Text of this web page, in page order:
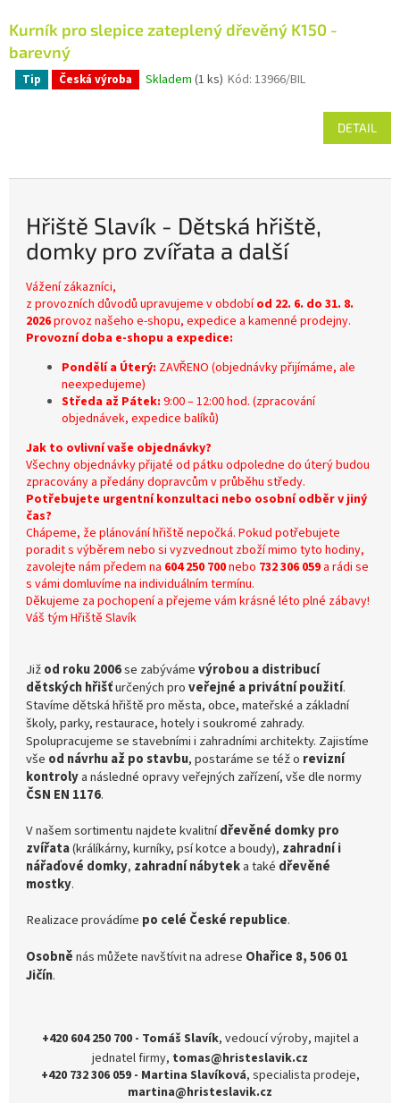
Kurník pro slepice zateplený dřevěný K150 -
barevný
Průměrné
5
Tip Česká výroba Skladem (1 ks) Kód: 13966/BIL
DETAIL
Hřiště Slavík - Dětská hřiště,
domky pro zvířata a další
Vážení zákazníci,
z provozních důvodů upravujeme v obdobíod 22. 6. do 31. 8.
2026provoz našeho e-shopu, expedice a kamenné prodejny.
Provozní doba e-shopu a expedice:
Pondělí a Úterý: ZAVŘENO (objednávky přijímáme, ale
neexpedujeme)
Středa až Pátek: 9:00 – 12:00 hod. (zpracování
objednávek, expedice balíků)
Jak to ovlivní vaše objednávky?
Všechny objednávky přijaté od pátku odpoledne do úterý budou
zpracovány a předány dopravcům v průběhu středy.
Potřebujete urgentní konzultaci nebo osobní odběr v jiný
čas?
Chápeme, že plánování hřiště nepočká. Pokud potřebujete
poradit s výběrem nebo si vyzvednout zboží mimo tyto hodiny,
zavolejte nám předem na 604 250 700nebo 732 306 059 a rádi se
s vámi domluvíme na individuálním termínu.
Děkujeme za pochopení a přejeme vám krásné léto plné zábavy!
Váš tým Hřiště Slavík
Jižod roku 2006se zabývámevýrobou a distribucí
dětských hřišťurčených proveřejné a privátní použití.
Stavíme dětská hřiště pro města, obce, mateřské a základní
školy, parky, restaurace, hotely i soukromé zahrady.
Spolupracujeme se stavebními i zahradními architekty. Zajistíme
vše od návrhu až po stavbu, postaráme se též o revizní
kontrolya následné opravy veřejných zařízení, vše dle normy
ČSN EN 1176.
V našem sortimentu najdete kvalitnídřevěné domky pro
zvířata(králíkárny, kurníky, psí kotce a boudy), zahradní i
nářaďové domky, zahradní nábyteka také dřevěné
mostky.
Realizace provádíme po celé České republice.
Osobněnás můžete navštívit na adrese Ohařice 8, 506 01
Jičín.
+420 604 250 700 - Tomáš Slavík, vedoucí výroby, majitel a
jednatel firmy, tomas@hristeslavik.cz
+420 732 306 059 - Martina Slavíková, specialista prodeje,
martina@hristeslavik.cz